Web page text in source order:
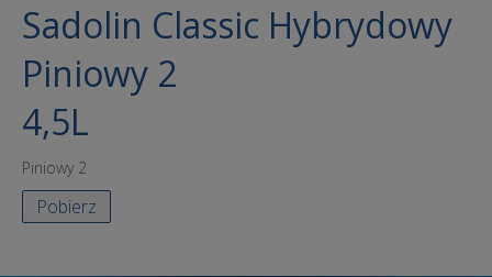
Sadolin Classic Hybrydowy
Piniowy 2
4,5L
Piniowy 2
Pobierz